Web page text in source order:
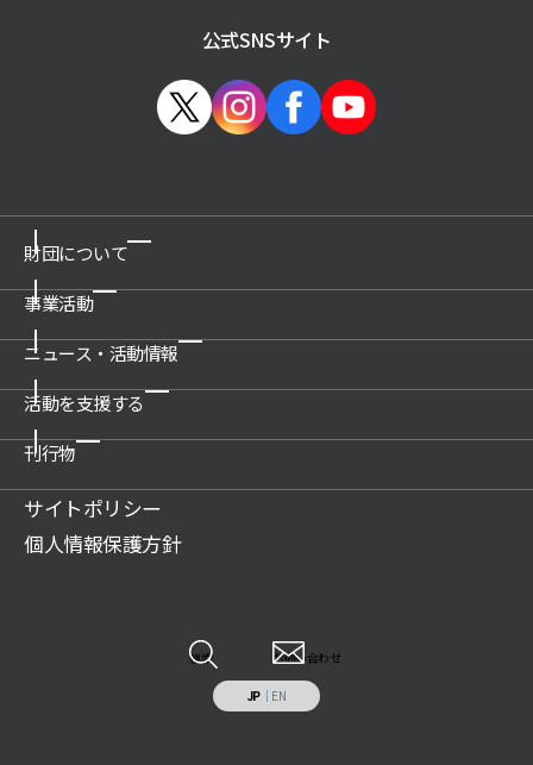
公式SNSサイト
財団について
ご挨拶
概要
沿革
関連団体
アクセス
事業活動
博物館の運営管理・プロデュース
科学技術館
所沢航空発祥記念館
展示物の貸出（巡回展示物）
科学技術系人材の育成
情報システムの受託開発と運用業務
ニュース・活動情報
新着情報一覧
プレスリリース
活動情報
広報誌記事
活動を支援する
ご支援のお願い
賛助会について
ご遺贈のご案内
刊行物
財団案内
JSF TODAY
サイトポリシー
個人情報保護方針
JP｜ EN
検索 お問い合わせ